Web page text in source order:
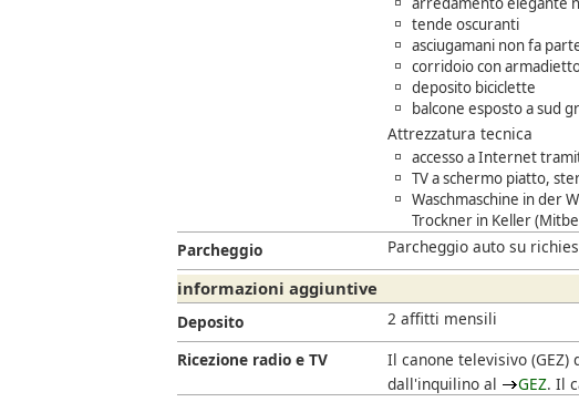
tende oscuranti
asciugamani non fa
corridoio con
deposito biciclette
balcone esposto a sud
Attrezzatura tecnica
accesso a Internet
TV a schermo piatto,
Waschmaschine in der
Trockner in Keller
Parcheggio Parcheggio auto su
informazioni aggiuntive
Deposito
2 affitti mensili
Ricezione radio e TV
Il canone televisivo (GEZ)
dall'inquilino al
GEZ. Il